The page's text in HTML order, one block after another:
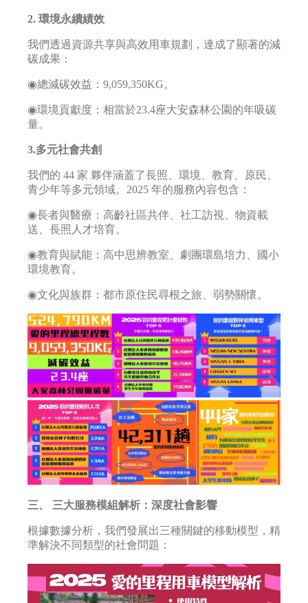
2. 環境永續績效
我們透過資源共享與高效用車規劃，達成了顯著的減
碳成果：
◉總減碳效益：9,059,350KG。
◉環境貢獻度：相當於23.4座大安森林公園的年吸碳
量。
3.多元社會共創
我們的 44 家 夥伴涵蓋了長照、環境、教育、原民、
青少年等多元領域。2025 年的服務內容包含：
◉長者與醫療：高齡社區共伴、社工訪視、物資載
送、長照人才培育。
◉教育與賦能：高中思辨教室、劇團環島培力、國小
環境教育。
◉文化與族群：都市原住民尋根之旅、弱勢關懷。
三、 三大服務模組解析：深度社會影響
根據數據分析，我們發展出三種關鍵的移動模型，精
準解決不同類型的社會問題：